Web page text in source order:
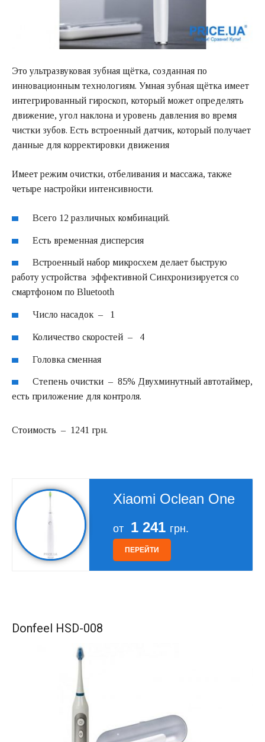
Это ультразвуковая зубная щётка, созданная по
инновационным технологиям. Умная зубная щётка имеет
интегрированный гироскоп, который может определять
движение, угол наклона и уровень давления во время
чистки зубов. Есть встроенный датчик, который получает
данные для корректировки движения
Имеет режим очистки, отбеливания и массажа, также
четыре настройки интенсивности.
Всего 12 различных комбинаций.
Есть временная дисперсия
Встроенный набор микросхем делает быструю
работу устройства эффективной Синхронизируется со
смартфоном по Bluetooth
Число насадок – 1
Количество скоростей – 4
Головка сменная
Степень очистки – 85% Двухминутный автотаймер,
есть приложение для контроля.
Стоимость – 1241 грн.
Xiaomi Oclean One
от 1 241 грн.
ПЕРЕЙТИ
Donfeel HSD-008